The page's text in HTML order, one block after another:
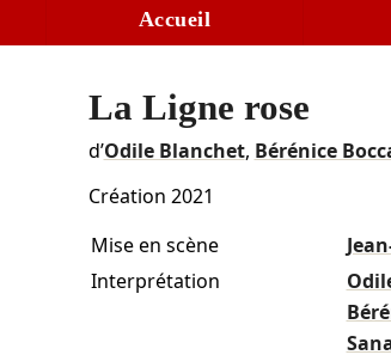
Accueil
La Ligne rose
d’Odile Blanchet, Bérénice
Création 2021
Mise en scène
Interprétation